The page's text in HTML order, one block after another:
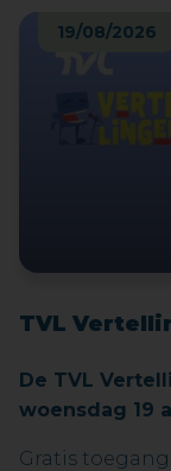
19/08/2026
TVL
De TVL
woensdag 19
Gratis